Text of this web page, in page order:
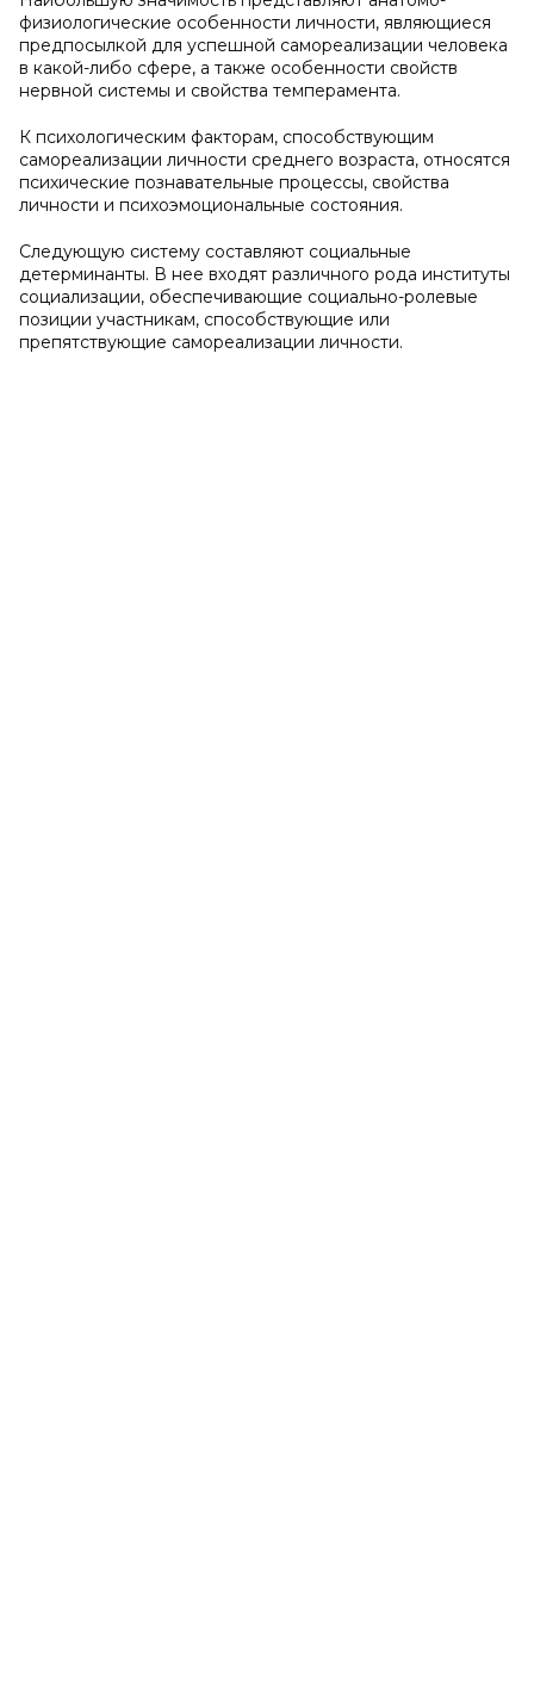
физиологические особенности личности, являющиеся
предпосылкой для успешной самореализации человека
в какой-либо сфере, а также особенности свойств
нервной системы и свойства темперамента.
К психологическим факторам, способствующим
самореализации личности среднего возраста, относятся
психические познавательные процессы, свойства
личности и психоэмоциональные состояния.
Следующую систему составляют социальные
детерминанты. В нее входят различного рода институты
социализации, обеспечивающие социально-ролевые
позиции участникам, способствующие или
препятствующие самореализации личности.